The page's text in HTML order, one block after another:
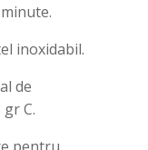
inoxidabil.
de
C.